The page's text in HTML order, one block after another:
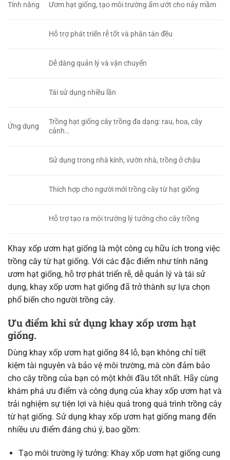
Tính năng Ươm hạt giống, tạo môi trường ẩm ướt cho nảy mầm
Hỗ trợ phát triển rễ tốt và phân tán đều
Dễ dàng quản lý và vận chuyển
Tái sử dụng nhiều lần
Ứng dụng
Trồng hạt giống cây trồng đa dạng: rau, hoa, cây
cảnh…
Sử dụng trong nhà kính, vườn nhà, trồng ở chậu
Thích hợp cho người mới trồng cây từ hạt giống
Hỗ trợ tạo ra môi trường lý tưởng cho cây trồng
Khay xốp ươm hạt giống là một công cụ hữu ích trong việc
trồng cây từ hạt giống. Với các đặc điểm như tính năng
ươm hạt giống, hỗ trợ phát triển rễ, dễ quản lý và tái sử
dụng, khay xốp ươm hạt giống đã trở thành sự lựa chọn
phổ biến cho người trồng cây.
Ưu điểm khi sử dụng khay xốp ươm hạt
giống.
Dùng khay xốp ươm hạt giống 84 lỗ, bạn không chỉ tiết
kiệm tài nguyên và bảo vệ môi trường, mà còn đảm bảo
cho cây trồng của bạn có một khởi đầu tốt nhất. Hãy cùng
khám phá ưu điểm và công dụng của khay xốp ươm hạt và
trải nghiệm sự tiện lợi và hiệu quả trong quá trình trồng cây
từ hạt giống. Sử dụng khay xốp ươm hạt giống mang đến
nhiều ưu điểm đáng chú ý, bao gồm:
Tạo môi trường lý tưởng: Khay xốp ươm hạt giống cung